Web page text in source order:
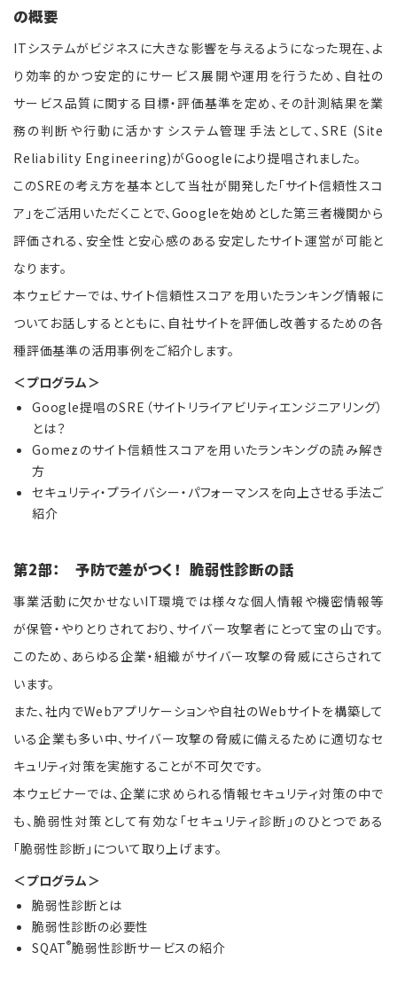
の概要
ITシステムがビジネスに大きな影響を与えるようになった現在、よ
り効率的かつ安定的にサービス展開や運用を行うため、自社の
サービス品質に関する目標・評価基準を定め、その計測結果を業
務の判断や行動に活かすシステム管理手法として、SRE (Site
Reliability Engineering)がGoogleにより提唱されました。
このSREの考え方を基本として当社が開発した「サイト信頼性スコ
ア」をご活用いただくことで、Googleを始めとした第三者機関から
評価される、安全性と安心感のある安定したサイト運営が可能と
なります。
本ウェビナーでは、サイト信頼性スコアを用いたランキング情報に
ついてお話しするとともに、自社サイトを評価し改善するための各
種評価基準の活用事例をご紹介します。
＜プログラム＞
Google提唱のSRE（サイトリライアビリティエンジニアリング）
とは？
Gomezのサイト信頼性スコアを用いたランキングの読み解き
方
セキュリティ・プライバシー・パフォーマンスを向上させる手法ご
紹介
第2部： 予防で差がつく！ 脆弱性診断の話
事業活動に欠かせないIT環境では様々な個人情報や機密情報等
が保管・やりとりされており、サイバー攻撃者にとって宝の山です。
このため、あらゆる企業・組織がサイバー攻撃の脅威にさらされて
います。
また、社内でWebアプリケーションや自社のWebサイトを構築して
いる企業も多い中、サイバー攻撃の脅威に備えるために適切なセ
キュリティ対策を実施することが不可欠です。
本ウェビナーでは、企業に求められる情報セキュリティ対策の中で
も、脆弱性対策として有効な「セキュリティ診断」のひとつである
「脆弱性診断」について取り上げます。
＜プログラム＞
脆弱性診断とは
脆弱性診断の必要性
SQAT®脆弱性診断サービスの紹介